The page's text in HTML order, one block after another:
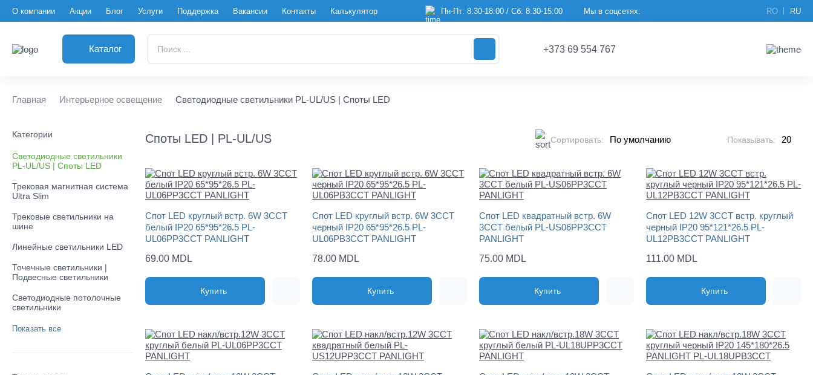
О компании Акции Блог Услуги Поддержка Вакансии Контакты Калькулятор Пн-Пт: 8:30-18:00 / Сб: 8:30-15:00 Мы в соцсетях: RO RU
Каталог +373 69 554 767
Главная Интерьерное освещение Светодиодные светильники PL-UL/US | Споты LED
Категории
Светодиодные светильники
PL-UL/US | Споты LED
Трековая магнитная система
Ultra Slim
Трековые светильники на
шине
Линейные светильники LED
Точечные светильники |
Подвесные светильники
Светодиодные потолочные
светильники
Показать все
Споты LED | PL-UL/US Сортировать: Показывать:
Спот LED круглый встр. 6W 3CCT
белый IP20 65*95*26.5 PL-
UL06PP3CCT PANLIGHT
69.00 MDL
Купить
Спот LED круглый встр. 6W 3CCT
черный IP20 65*95*26.5 PL-
UL06PB3CCT PANLIGHT
78.00 MDL
Купить
Спот LED квадратный встр. 6W
3CCT белый PL-US06PP3CCT
PANLIGHT
75.00 MDL
Купить
Спот LED 12W 3CCT встр. круглый
черный IP20 95*121*26.5 PL-
UL12PB3CCT PANLIGHT
111.00 MDL
Купить